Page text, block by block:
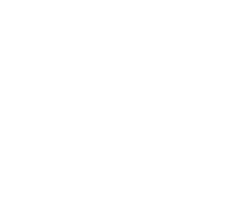
and Cancellation Suite
(SaaS)